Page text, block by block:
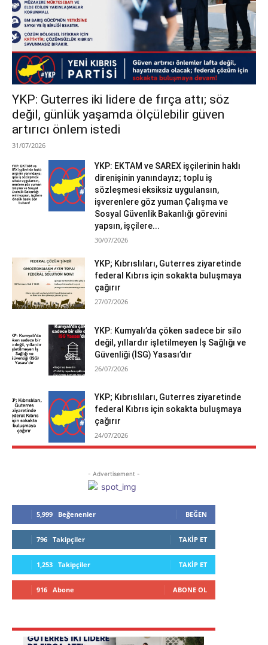
YKP: Guterres iki lidere de fırça attı; söz
değil, günlük yaşamda ölçülebilir güven
artırıcı önlem istedi
31/07/2026
YKP: EKTAM ve SAREX işçilerinin haklı
direnişinin yanındayız; toplu iş
sözleşmesi eksiksiz uygulansın,
işverenlere göz yuman Çalışma ve
Sosyal Güvenlik Bakanlığı görevini
yapsın, işçilere...
30/07/2026
YKP; Kıbrıslıları, Guterres ziyaretinde
federal Kıbrıs için sokakta buluşmaya
çağırır
27/07/2026
YKP: Kumyalı’da çöken sadece bir silo
değil, yıllardır işletilmeyen İş Sağlığı ve
Güvenliği (İSG) Yasası’dır
26/07/2026
YKP; Kıbrıslıları, Guterres ziyaretinde
federal Kıbrıs için sokakta buluşmaya
çağırır
24/07/2026
- Advertisement -
5,999 Beğenenler BEĞEN
796 Takipçiler TAKIP ET
1,253 Takipçiler TAKIP ET
916 Abone ABONE OL